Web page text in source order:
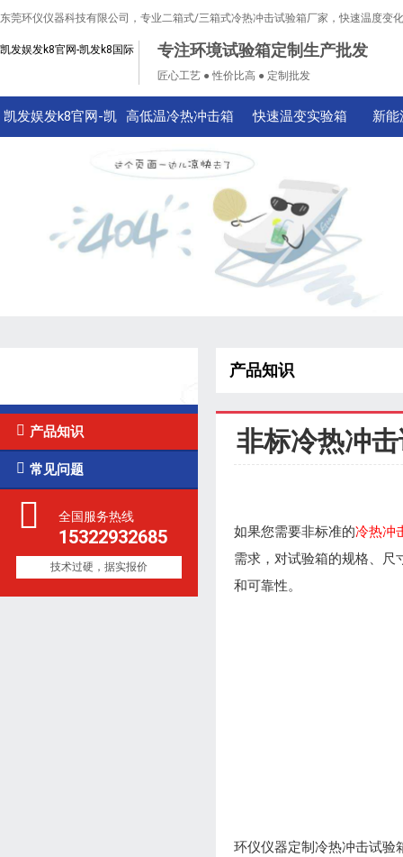
东莞环仪仪器科技有限公司，专业二箱式/三箱式冷热冲击试验箱厂家，快速温度变
凯发娱发k8官网-凯发k8国际 专注环境试验箱定制生产批发
匠心工艺 ● 性价比高 ● 定制批发
凯发娱发k8官网-凯 高低温冷热冲击箱 快速温变实验箱 新
 产品知识
 常见问题
全国服务热线
15322932685
技术过硬，据实报价
产品知识
非标冷热冲
如果您需要非标准的冷热冲
需求，对试验箱的规格、尺
和可靠性。
环仪仪器定制冷热冲击试验